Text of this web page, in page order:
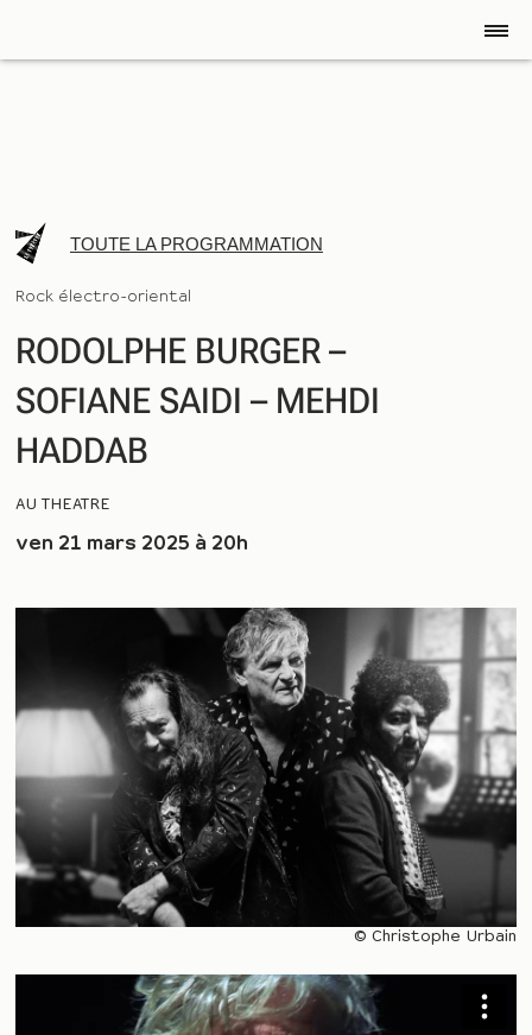
TOUTE LA PROGRAMMATION
Rock électro-oriental
RODOLPHE BURGER –
SOFIANE SAIDI – MEHDI
HADDAB
AU THEATRE
ven 21 mars 2025 à 20h
© Christophe Urbain